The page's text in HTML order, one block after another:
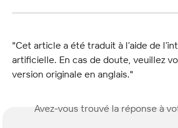
"Cet article a été traduit à l’aide de
artificielle. En cas de doute, veuillez
version originale en anglais."
Avez-vous trouvé la réponse à